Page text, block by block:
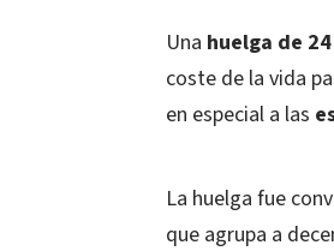
Una huelga de
coste de la vida
en especial a las
La huelga fue
que agrupa a